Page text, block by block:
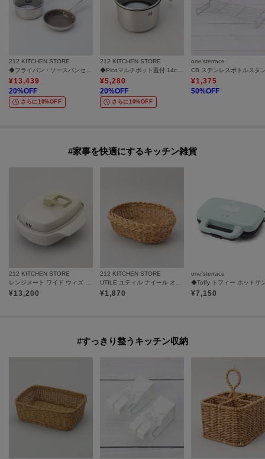
212 KITCHEN STORE
¥13,439
20%OFF
さらに10%OFF
212 KITCHEN STORE
¥5,280
20%OFF
さらに10%OFF
one'sterrace
CB ステンレスボトルスタ
¥1,375
50%OFF
#家事を快適にするキッチン雑貨
212 KITCHEN STORE
レンジメート ワイド ウィズ スチーマー ウォームグレー
¥13,200
212 KITCHEN STORE
UTILE ユティル ナイール オーバルボウルＬ
¥1,870
one'sterrace
¥7,150
#すっきり整うキッチン収納